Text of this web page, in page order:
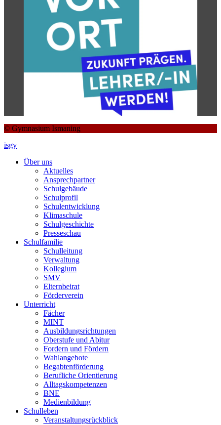
© Gymnasium Ismaning
isgy
Über uns
Aktuelles
Ansprechpartner
Schulgebäude
Schulprofil
Schulentwicklung
Klimaschule
Schulgeschichte
Presseschau
Schulfamilie
Schulleitung
Verwaltung
Kollegium
SMV
Elternbeirat
Förderverein
Unterricht
Fächer
MINT
Ausbildungsrichtungen
Oberstufe und Abitur
Fordern und Fördern
Wahlangebote
Begabtenförderung
Berufliche Orientierung
Alltagskompetenzen
BNE
Medienbildung
Schulleben
Veranstaltungsrückblick